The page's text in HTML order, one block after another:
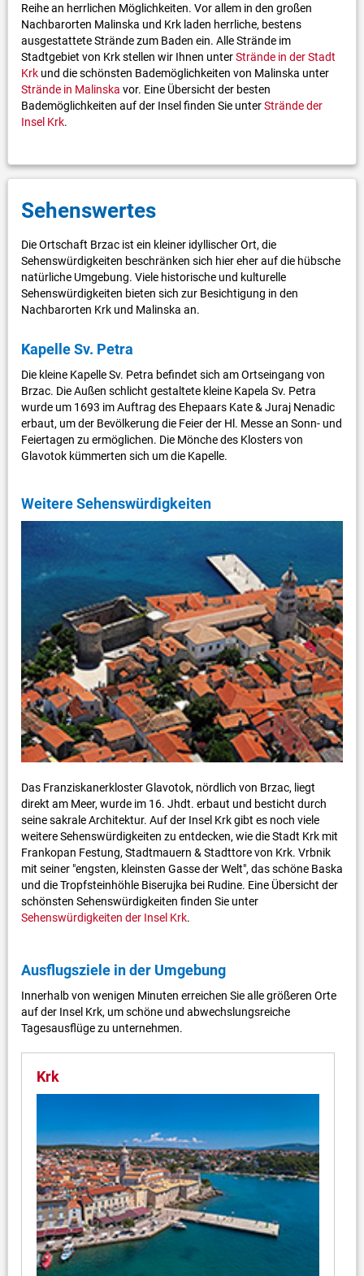
Reihe an herrlichen Möglichkeiten. Vor allem in den großen
Nachbarorten Malinska und Krk laden herrliche, bestens
ausgestattete Strände zum Baden ein. Alle Strände im
Stadtgebiet von Krk stellen wir Ihnen unterStrände in der Stadt
Krkund die schönsten Bademöglichkeiten von Malinska unter
Strände in Malinska vor. Eine Übersicht der besten
Bademöglichkeiten auf der Insel finden Sie unterStrände der
Insel Krk.
Sehenswertes
Die Ortschaft Brzac ist ein kleiner idyllischer Ort, die
Sehenswürdigkeiten beschränken sich hier eher auf die hübsche
natürliche Umgebung. Viele historische und kulturelle
Sehenswürdigkeiten bieten sich zur Besichtigung in den
Nachbarorten Krk und Malinska an.
Kapelle Sv. Petra
Die kleine Kapelle Sv. Petra befindet sich am Ortseingang von
Brzac. Die Außen schlicht gestaltete kleine Kapela Sv. Petra
wurde um 1693 im Auftrag des Ehepaars Kate & Juraj Nenadic
erbaut, um der Bevölkerung die Feier der Hl. Messe an Sonn- und
Feiertagen zu ermöglichen. Die Mönche des Klosters von
Glavotok kümmerten sich um die Kapelle.
Weitere Sehenswürdigkeiten
Das Franziskanerkloster Glavotok, nördlich von Brzac, liegt
direkt am Meer, wurde im 16. Jhdt. erbaut und besticht durch
seine sakrale Architektur. Auf der Insel Krk gibt es noch viele
weitere Sehenswürdigkeiten zu entdecken, wie die Stadt Krk mit
Frankopan Festung, Stadtmauern & Stadttore von Krk. Vrbnik
mit seiner "engsten, kleinsten Gasse der Welt", das schöne Baska
und die Tropfsteinhöhle Biserujka bei Rudine. Eine Übersicht der
schönsten Sehenswürdigkeiten finden Sie unter
Sehenswürdigkeiten der Insel Krk.
Ausflugsziele in der Umgebung
Innerhalb von wenigen Minuten erreichen Sie alle größeren Orte
auf der Insel Krk, um schöne und abwechslungsreiche
Tagesausflüge zu unternehmen.
Krk